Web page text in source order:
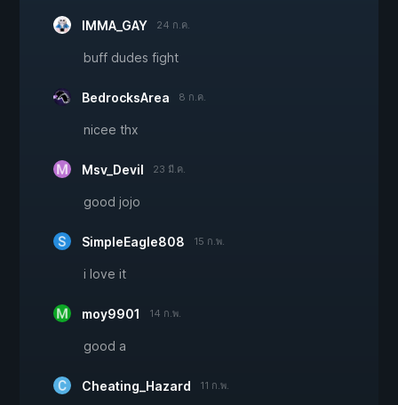
IMMA_GAY 24 ก.ค.
buff dudes fight
BedrocksArea 8 ก.ค.
nicee thx
Msv_Devil 23 มี.ค.
good jojo
SimpleEagle808 15 ก.พ.
i love it
moy9901 14 ก.พ.
good a
Cheating_Hazard 11 ก.พ.